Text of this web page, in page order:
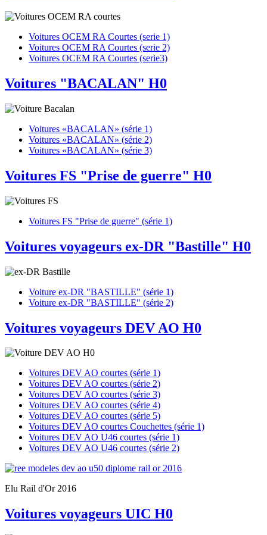
Voitures OCEM RA Courtes (serie 1)
Voitures OCEM RA Courtes (serie 2)
Voitures OCEM RA Courtes (serie3)
Voitures "BACALAN" H0
Voitures «BACALAN» (série 1)
Voitures «BACALAN» (série 2)
Voitures «BACALAN» (série 3)
Voitures FS "Prise de guerre" H0
Voitures FS "Prise de guerre" (série 1)
Voitures voyageurs ex-DR "Bastille" H0
Voiture ex-DR "BASTILLE" (série 1)
Voiture ex-DR "BASTILLE" (série 2)
Voitures voyageurs DEV AO H0
Voitures DEV AO courtes (série 1)
Voitures DEV AO courtes (série 2)
Voitures DEV AO courtes (série 3)
Voitures DEV AO courtes (série 4)
Voitures DEV AO courtes (série 5)
Voitures DEV AO courtes Couchettes (série 1)
Voitures DEV AO U46 courtes (série 1)
Voitures DEV AO U46 courtes (série 2)
Elu Rail d'Or 2016
Voitures voyageurs UIC H0